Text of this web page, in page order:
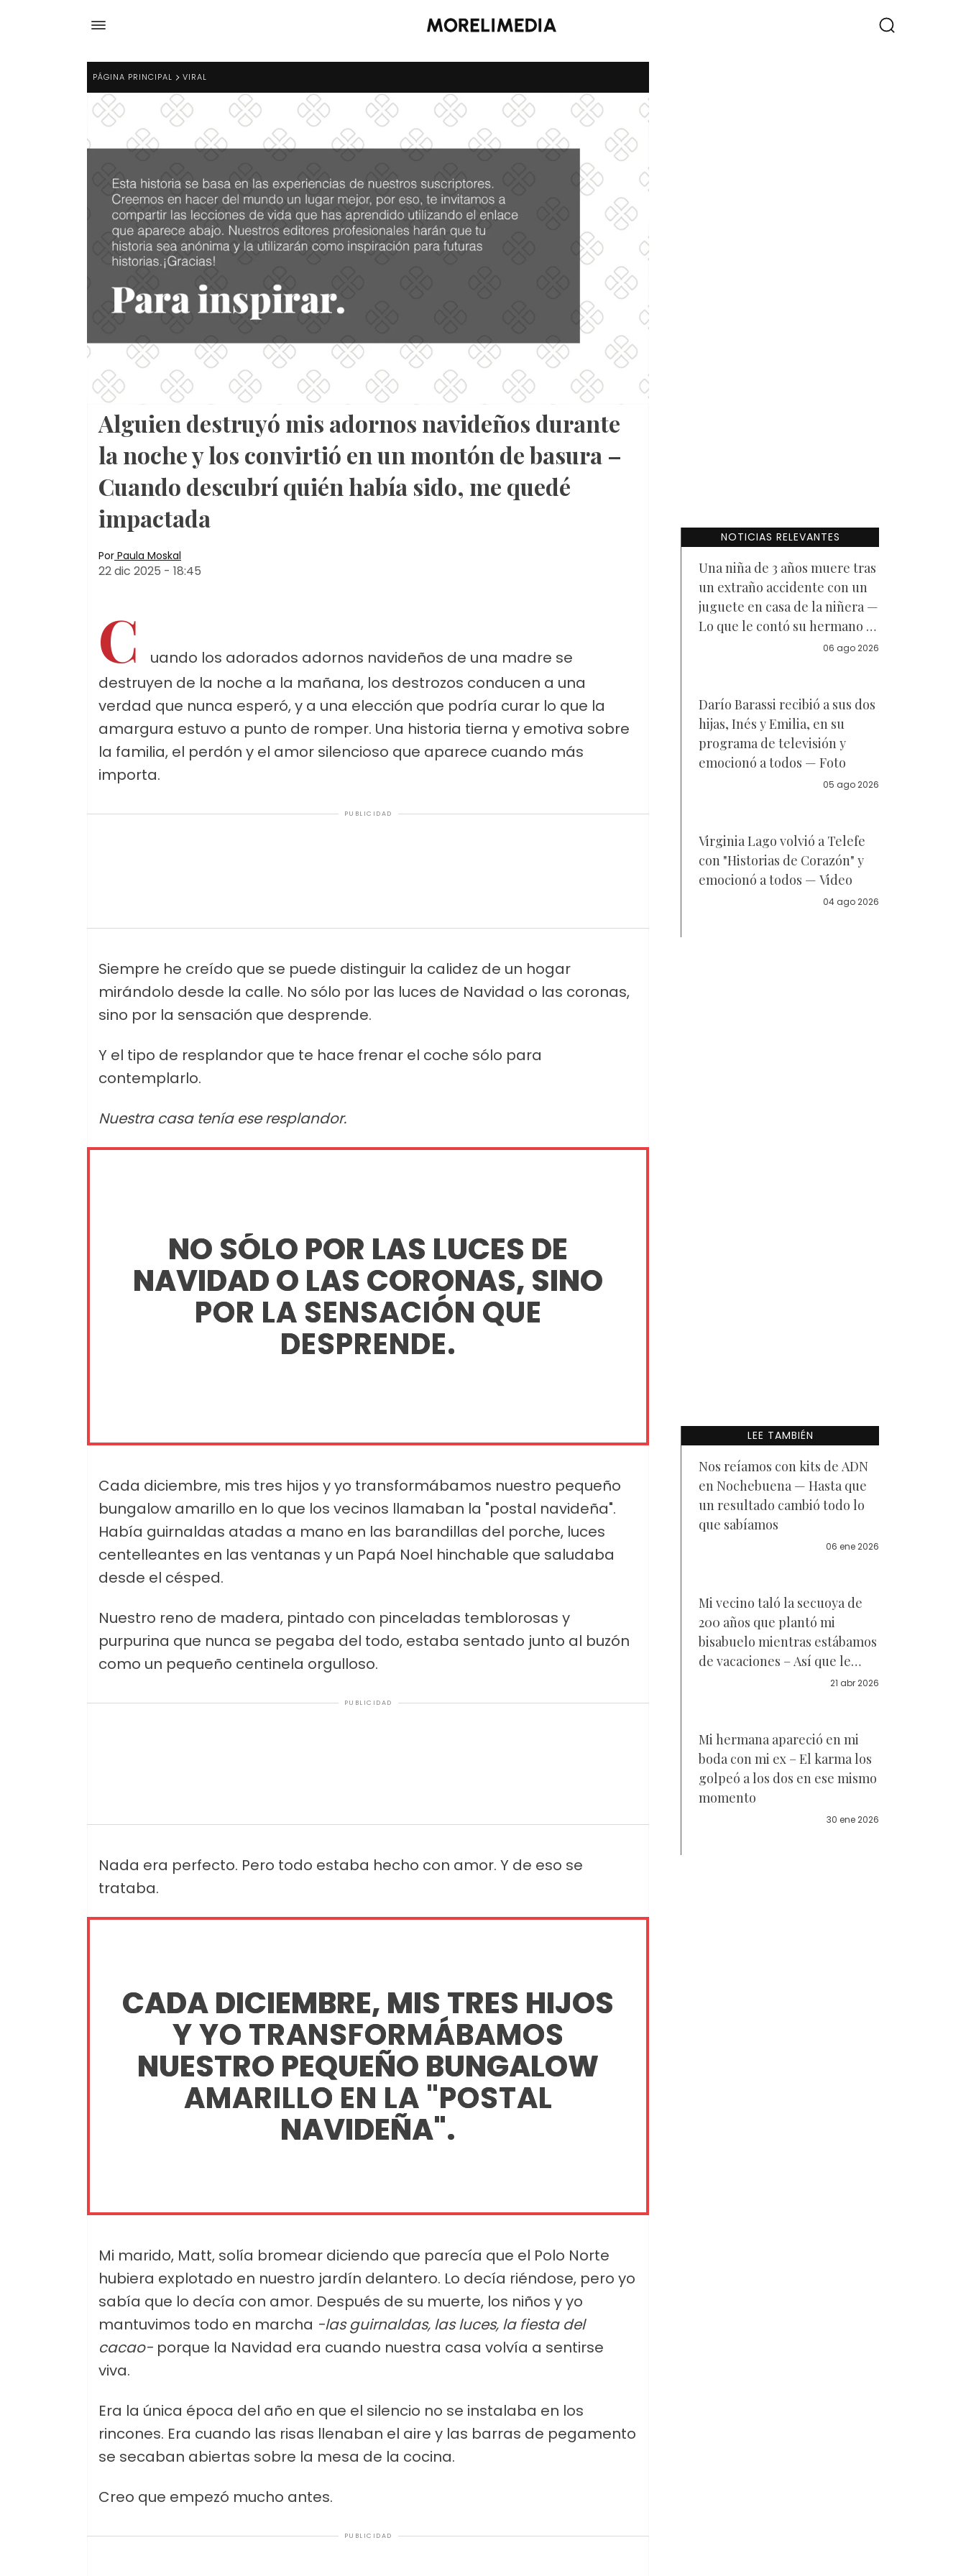
PÁGINA PRINCIPAL VIRAL
Alguien destruyó mis adornos navideños durante
la noche y los convirtió en un montón de basura –
Cuando descubrí quién había sido, me quedé
impactada
Por Paula Moskal
22 dic 2025 - 18:45
C
uando los adorados adornos navideños de una madre se
destruyen de la noche a la mañana, los destrozos conducen a una
verdad que nunca esperó, y a una elección que podría curar lo que la
amargura estuvo a punto de romper. Una historia tierna y emotiva sobre
la familia, el perdón y el amor silencioso que aparece cuando más
importa.
PUBLICIDAD
Siempre he creído que se puede distinguir la calidez de un hogar
mirándolo desde la calle. No sólo por las luces de Navidad o las coronas,
sino por la sensación que desprende.
Y el tipo de resplandor que te hace frenar el coche sólo para
contemplarlo.
Nuestra casa tenía ese resplandor.
NO SÓLO POR LAS LUCES DE
NAVIDAD O LAS CORONAS, SINO
POR LA SENSACIÓN QUE
DESPRENDE.
Cada diciembre, mis tres hijos y yo transformábamos nuestro pequeño
bungalow amarillo en lo que los vecinos llamaban la "postal navideña".
Había guirnaldas atadas a mano en las barandillas del porche, luces
centelleantes en las ventanas y un Papá Noel hinchable que saludaba
desde el césped.
Nuestro reno de madera, pintado con pinceladas temblorosas y
purpurina que nunca se pegaba del todo, estaba sentado junto al buzón
como un pequeño centinela orgulloso.
PUBLICIDAD
Nada era perfecto. Pero todo estaba hecho con amor. Y de eso se
trataba.
CADA DICIEMBRE, MIS TRES HIJOS
Y YO TRANSFORMÁBAMOS
NUESTRO PEQUEÑO BUNGALOW
AMARILLO EN LA "POSTAL
NAVIDEÑA".
Mi marido, Matt, solía bromear diciendo que parecía que el Polo Norte
hubiera explotado en nuestro jardín delantero. Lo decía riéndose, pero yo
sabía que lo decía con amor. Después de su muerte, los niños y yo
mantuvimos todo en marcha -las guirnaldas, las luces, la fiesta del
cacao- porque la Navidad era cuando nuestra casa volvía a sentirse
viva.
Era la única época del año en que el silencio no se instalaba en los
rincones. Era cuando las risas llenaban el aire y las barras de pegamento
se secaban abiertas sobre la mesa de la cocina.
Creo que empezó mucho antes.
PUBLICIDAD
NOTICIAS RELEVANTES
Una niña de 3 años muere tras
un extraño accidente con un
juguete en casa de la niñera —
Lo que le contó su hermano a
06 ago 2026
Darío Barassi recibió a sus dos
hijas, Inés y Emilia, en su
programa de televisión y
emocionó a todos — Foto
05 ago 2026
Virginia Lago volvió a Telefe
con "Historias de Corazón" y
emocionó a todos — Video
04 ago 2026
LEE TAMBIÉN
Nos reíamos con kits de ADN
en Nochebuena — Hasta que
un resultado cambió todo lo
que sabíamos
06 ene 2026
Mi vecino taló la secuoya de
200 años que plantó mi
bisabuelo mientras estábamos
de vacaciones – Así que le
llevé un "regalo" que nunca
21 abr 2026
Mi hermana apareció en mi
boda con mi ex – El karma los
golpeó a los dos en ese mismo
momento
30 ene 2026